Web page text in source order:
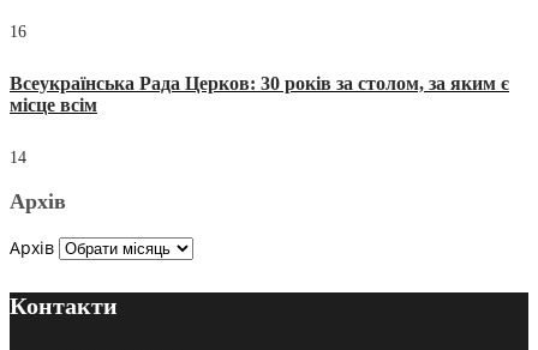
16
Всеукраїнська Рада Церков: 30 років за столом, за яким є
місце всім
14
Архів
Архів
Контакти